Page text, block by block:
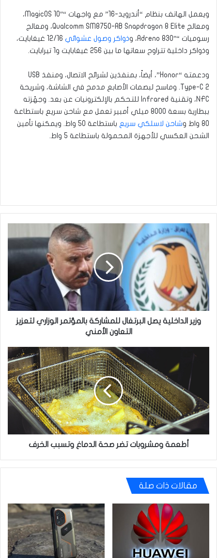
ويعمل الهاتف بنظام “أندرويد-16” مع واجهات “MagicOS 10″،
ومعالج Qualcomm SM8750-AB Snapdragon 8 Elite، ومعالج
رسوميات “Adreno 830″، و
ذواكر وصول عشوائي
12/16 غيغابايت،
وذواكر داخلية تتراوح سعاتها ما بين 256 غيغابايت و1 تيرابايت.
ودعمته “Honor”، أيضاً، بمنفذين لشرائح الاتصال، ومنفذ USB
Type-C 2. وماسح لبصمات الأصابع مدمج في الشاشة، وشريحة
NFC، وتقنية Infrared للتحكم بالإلكترونيات عن بعد. وجهّزته
ببطارية بسعة 8000 ميلي أمبير تعمل مع شاحن سريع باستطاعة
80 واط و
شاحن لاسلكي سريع
باستطاعة 50 واط. ويمكنها تأمين
الشحن العكسي للأجهزة المحمولة باستطاعة 5 واط.
الداخلية
يصل
البرتغال
للمشاركة
بالمؤتمر
الوزاري
لتعزيز
التعاون
الأمني
وزير الداخلية يصل البرتغال للمشاركة بالمؤتمر الوزاري لتعزيز
التعاون الأمني
وتسبب
الخرف
أطعمة ومشروبات تضر صحة الدماغ وتسبب الخرف
مقالات ذات صلة